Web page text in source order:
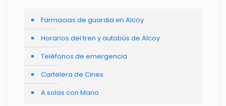
Farmacias de guardia en Alcoy
Horarios del tren y autobús de Alcoy
Teléfonos de emergencia
Cartelera de Cines
A solas con Mario